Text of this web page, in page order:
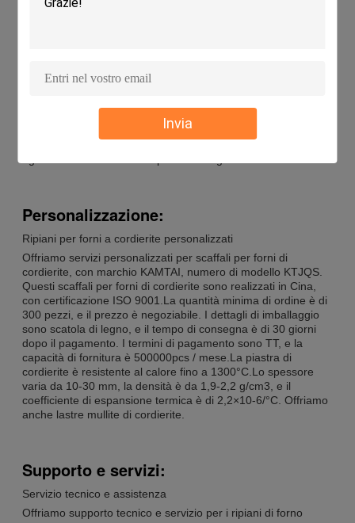
Invia
vengono consegnati entro 30 giorni dal pagamentoIl
500000PCS / MESE di scaffali forno cordierite per soddisfare i
requisiti dei clientiGli scaffali per forni a cordierite KAMTAI
Personalizzazione:
Ripiani per forni a cordierite personalizzati
Offriamo servizi personalizzati per scaffali per forni di
cordierite, con marchio KAMTAI, numero di modello KTJQS.
Questi scaffali per forni di cordierite sono realizzati in Cina,
con certificazione ISO 9001.La quantità minima di ordine è di
300 pezzi, e il prezzo è negoziabile. I dettagli di imballaggio
sono scatola di legno, e il tempo di consegna è di 30 giorni
dopo il pagamento. I termini di pagamento sono TT, e la
capacità di fornitura è 500000pcs / mese.La piastra di
cordierite è resistente al calore fino a 1300°C.Lo spessore
varia da 10-30 mm, la densità è da 1,9-2,2 g/cm3, e il
coefficiente di espansione termica è di 2,2×10-6/°C. Offriamo
anche lastre mullite di cordierite.
Supporto e servizi:
Servizio tecnico e assistenza
Offriamo supporto tecnico e servizio per i ripiani di forno